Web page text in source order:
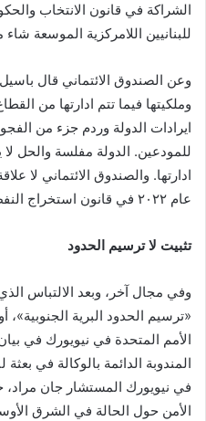
الشراكة في قانون الانتخاب
للبنانيين اللامركزية الموسعة
وعن الصندوق الائتماني قال
وملكيتها فيما تتم ادارتها من
ايرادات الدولة وردم جزء من
للمودعين. الدولة مفلسة والحل لا
ادارتها. والصندوق الائتماني لا
عام ٢٠٢٢ في قانون استخراج النفط والغاز».
تثبيت لا ترسيم الحدود
وفي مجال آخر، وبعد الالتباس
«ترسيم الحدود البرية
الأمم المتحدة في نيويورك في
المندوبة الدائمة بالوكالة في
في نيويورك المستشار جان مراد،